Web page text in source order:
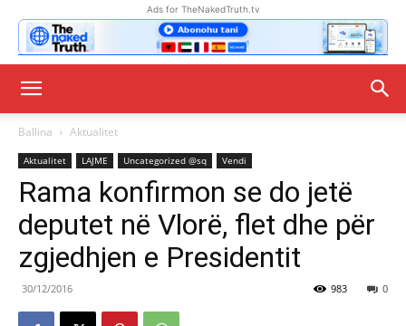
Ads for TheNakedTruth.tv
Ballina Aktualitet
Aktualitet LAJME Uncategorized @sq Vendi
Rama konfirmon se do jetë
deputet në Vlorë, flet dhe për
zgjedhjen e Presidentit
30/12/2016 0
983